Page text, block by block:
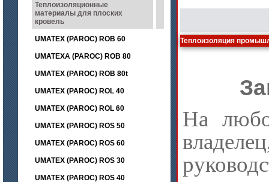
Теплоизоляционные
материалы для плоских
кровель
UMATEX (PAROC) ROB 60
UMATEXA (PAROC) ROB 80
UMATEX (PAROC) ROB 80t
UMATEX (PAROC) ROL 40
UMATEX (PAROC) ROL 60
UMATEX (PAROC) ROS 50
UMATEX (PAROC) ROS 60
UMATEX (PAROC) ROS 30
UMATEX (PAROC) ROS 40
Теплоизоляция
На